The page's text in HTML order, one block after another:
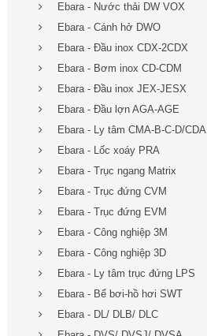
Ebara - Nước thải DW VOX
Ebara - Cánh hở DWO
Ebara - Đầu inox CDX-2CDX
Ebara - Bơm inox CD-CDM
Ebara - Đầu inox JEX-JESX
Ebara - Đầu lợn AGA-AGE
Ebara - Ly tâm CMA-B-C-D/CDA
Ebara - Lốc xoáy PRA
Ebara - Trục ngang Matrix
Ebara - Trục đứng CVM
Ebara - Trục đứng EVM
Ebara - Công nghiệp 3M
Ebara - Công nghiệp 3D
Ebara - Ly tâm trục đứng LPS
Ebara - Bể bơi-hồ hơi SWT
Ebara - DL/ DLB/ DLC